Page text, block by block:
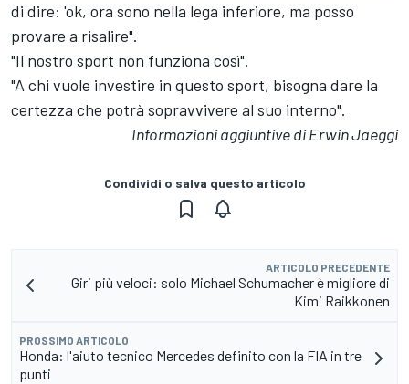
di dire: 'ok, ora sono nella lega inferiore, ma posso
provare a risalire".
"Il nostro sport non funziona così".
"A chi vuole investire in questo sport, bisogna dare la
certezza che potrà sopravvivere al suo interno".
Informazioni aggiuntive di Erwin Jaeggi
Condividi o salva questo articolo
ARTICOLO PRECEDENTE
Giri più veloci: solo Michael Schumacher è migliore di
Kimi Raikkonen
PROSSIMO ARTICOLO
Honda: l'aiuto tecnico Mercedes definito con la FIA in tre
punti